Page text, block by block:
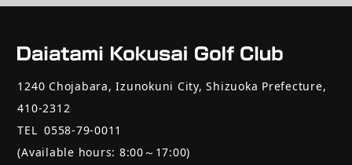
1240 Chojabara, Izunokuni City, Shizuoka Prefecture,
410-2312
TEL 0558-79-0011
(Available hours: 8:00～17:00)